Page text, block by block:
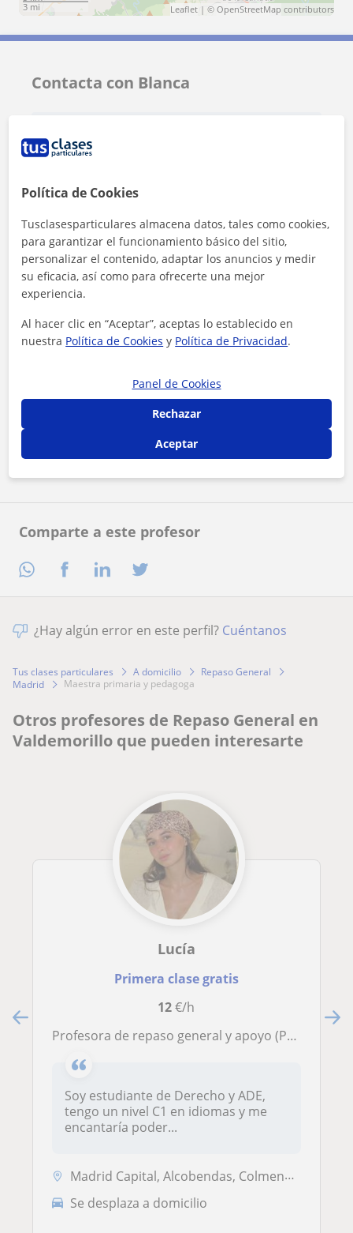
Comparte a este profesor
3 mi
Leaflet | © OpenStreetMap contributors
Contacta con Blanca
Al hacer clic, aceptas nuestroaviso legaly deprivacidad
Contactar ahora
¿Hay algún error en este perfil? Cuéntanos
Tus clases particulares A domicilio
Repaso General
Madrid
maestra primaria y pedagoga
Otros profesores de Repaso General en
Valdemorillo que pueden interesarte
Lucía
Primera clase gratis
12€/h
Profesora de repaso general y apoyo (Primaria, ESO, Bachillerato) y de idiomas (inglés y francés)
Soy estudiante de Derecho y ADE,
tengo un nivel C1 en idiomas y me
encantaría poder...
Madrid Capital, Alcobendas, Colmenar Viejo, San Sebastián de los Reyes...
Se desplaza a domicilio
Política de Cookies
Tusclasesparticulares almacena datos, tales como cookies,
para garantizar el funcionamiento básico del sitio,
personalizar el contenido, adaptar los anuncios y medir
su eficacia, así como para ofrecerte una mejor
experiencia.
Al hacer clic en “Aceptar”, aceptas lo establecido en
nuestra Política de Cookies y Política de Privacidad.
Panel de Cookies
Rechazar
Aceptar